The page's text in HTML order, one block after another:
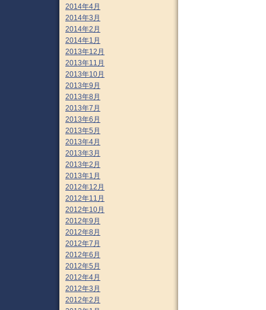
2014年4月
2014年3月
2014年2月
2014年1月
2013年12月
2013年11月
2013年10月
2013年9月
2013年8月
2013年7月
2013年6月
2013年5月
2013年4月
2013年3月
2013年2月
2013年1月
2012年12月
2012年11月
2012年10月
2012年9月
2012年8月
2012年7月
2012年6月
2012年5月
2012年4月
2012年3月
2012年2月